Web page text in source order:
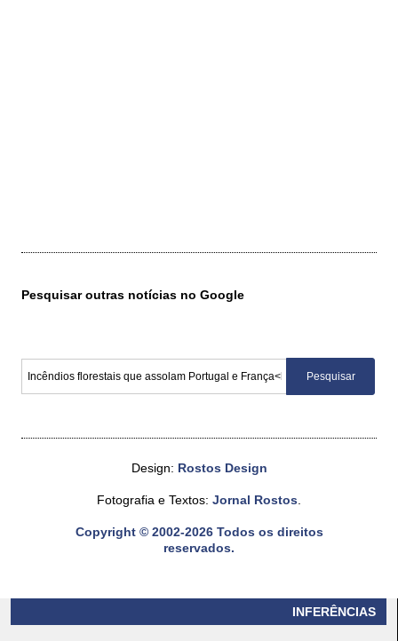
INFERÊNCIAS
Pesquisar outras notícias no Google
Design: Rostos Design
Fotografia e Textos: Jornal Rostos.
Copyright © 2002-2026 Todos os direitos
reservados.